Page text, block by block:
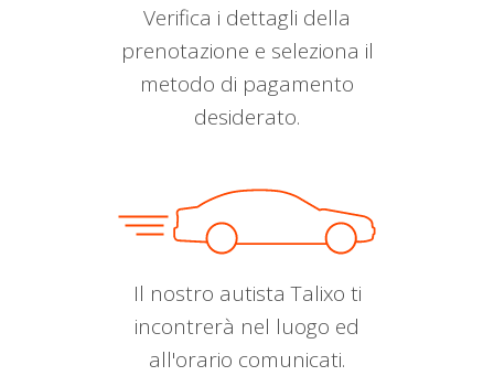
Verifica i dettagli della
prenotazione e seleziona il
metodo di pagamento
desiderato.
Il nostro autista Talixo ti
incontrerà nel luogo ed
all'orario comunicati.